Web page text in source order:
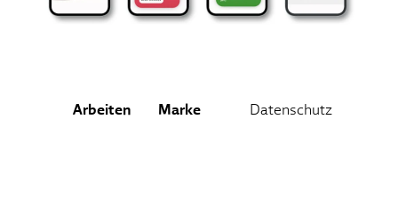
Arbeiten Marke Datenschutz